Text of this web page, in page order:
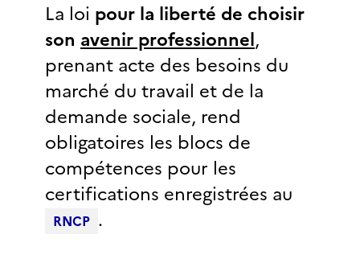
La loi pour la liberté de choisir
son avenir professionnel,
prenant acte des besoins du
marché du travail et de la
demande sociale, rend
obligatoires les blocs de
compétences pour les
certifications enregistrées au
RNCP .